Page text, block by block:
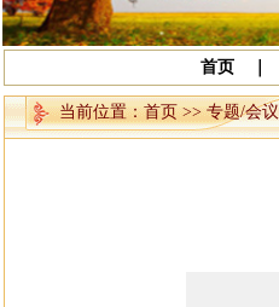
首页
当前位置：首页>>专题/会议